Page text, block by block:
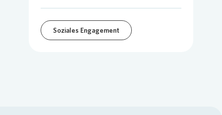
Soziales Engagement